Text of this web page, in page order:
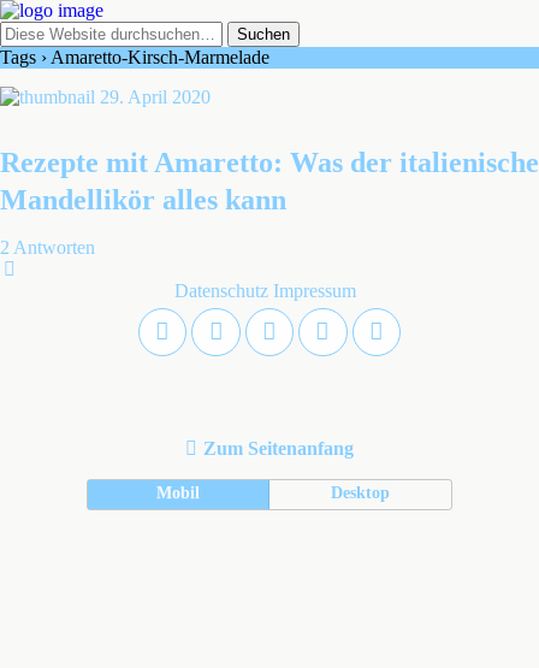
Tags › Amaretto-Kirsch-Marmelade
29. April 2020
Rezepte mit Amaretto: Was der italienische
Mandellikör alles kann
2 Antworten
Datenschutz Impressum
Zum Seitenanfang
Mobil Desktop